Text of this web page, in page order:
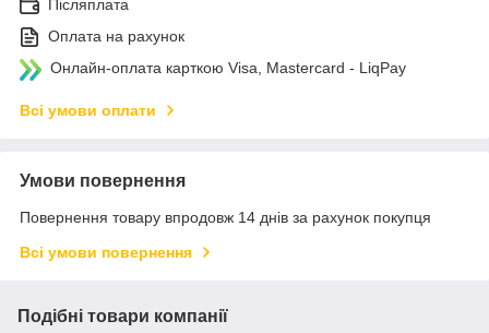
Післяплата
Оплата на рахунок
Онлайн-оплата карткою Visa, Mastercard - LiqPay
Всі умови оплати
Умови повернення
Повернення товару впродовж 14 днів за рахунок покупця
Всі умови повернення
Подібні товари компанії